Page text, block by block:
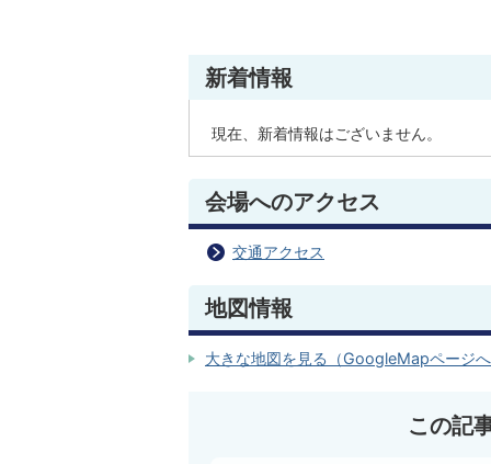
新着情報
現在、新着情報はございません。
会場へのアクセス
交通アクセス
地図情報
大きな地図を見る（GoogleMapページ
この記